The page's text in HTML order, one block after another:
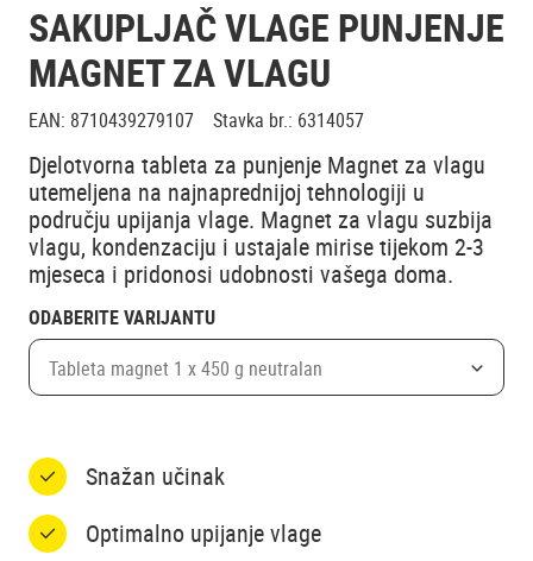
SAKUPLJAČ VLAGE PUNJENJE
MAGNET ZA VLAGU
EAN: 8710439279107 Stavka br.: 6314057
Djelotvorna tableta za punjenje Magnet za vlagu
utemeljena na najnaprednijoj tehnologiji u
području upijanja vlage. Magnet za vlagu suzbija
vlagu, kondenzaciju i ustajale mirise tijekom 2-3
mjeseca i pridonosi udobnosti vašega doma.
ODABERITE VARIJANTU
Tableta magnet 1 x 450 g neutralan
Snažan učinak
Optimalno upijanje vlage